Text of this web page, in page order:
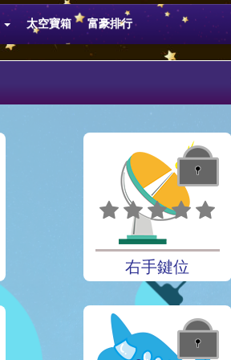
太空寶箱 富豪排行
右手鍵位